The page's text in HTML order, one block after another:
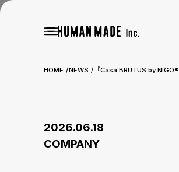
HOME NEWS 『Casa BRUTUS by
2026.06.18
COMPANY